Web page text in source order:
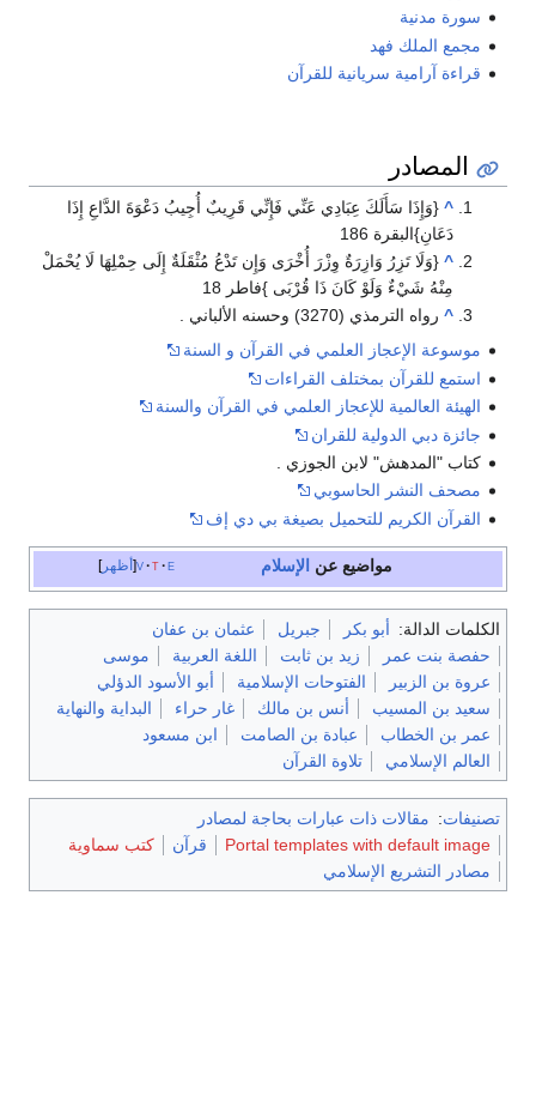
سورة مدنية
مجمع الملك فهد
قراءة آرامية سريانية للقرآن
المصادر
^ {وَإِذَا سَأَلَكَ عِبَادِي عَنِّي فَإِنِّي قَرِيبٌ أُجِيبُ دَعْوَةَ الدَّاعِ إِذَا
دَعَانِ}البقرة 186
^ {وَلَا تَزِرُ وَازِرَةٌ وِزْرَ أُخْرَى وَإِن تَدْعُ مُثْقَلَةٌ إِلَى حِمْلِهَا لَا يُحْمَلْ
مِنْهُ شَيْءٌ وَلَوْ كَانَ ذَا قُرْبَى }فاطر 18
^ رواه الترمذي (3270) وحسنه الألباني .
موسوعة الإعجاز العلمي في القرآن و السنة
استمع للقرآن بمختلف القراءات
الهيئة العالمية للإعجاز العلمي في القرآن والسنة
جائزة دبي الدولية للقران
كتاب "المدهش" لابن الجوزي .
مصحف النشر الحاسوبي
القرآن الكريم للتحميل بصيغة بي دي إف
أظهر v t e مواضيع عن الإسلام
الكلمات الدالة: أبو بكر جبريل
عثمان بن عفان
حفصة بنت عمر
زيد بن ثابت اللغة العربية
موسى
عروة بن الزبير
الفتوحات الإسلامية
أبو الأسود الدؤلي
سعيد بن المسيب
أنس بن مالك غار حراء
البداية والنهاية
عمر بن الخطاب
عبادة بن الصامت
ابن مسعود
العالم الإسلامي
تلاوة القرآن
تصنيفات: مقالات ذات عبارات بحاجة لمصادر
Portal templates with default image
قرآن
كتب سماوية
مصادر التشريع الإسلامي